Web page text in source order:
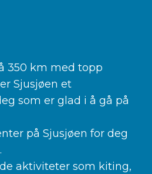
350 km med topp
Sjusjøen et
som er glad i å gå på
på Sjusjøen for deg
aktiviteter som kiting,